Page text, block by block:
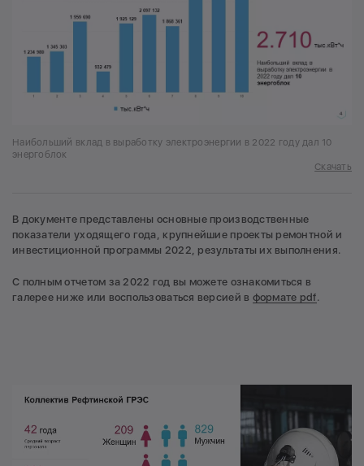
Наибольший вклад в выработку электроэнергии в 2022 году дал 10
энергоблок
Скачать
В документе представлены основные производственные
показатели уходящего года, крупнейшие проекты ремонтной и
инвестиционной программы 2022, результаты их выполнения.
С полным отчетом за 2022 год вы можете ознакомиться в
галерее ниже или воспользоваться версией в формате pdf.